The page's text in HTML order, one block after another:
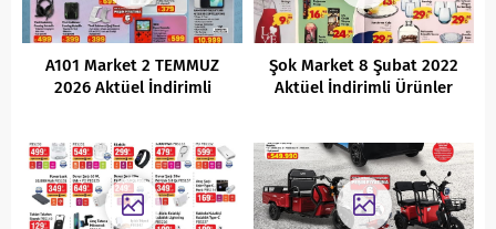
A101 Market 2 TEMMUZ
2026 Aktüel İndirimli
Şok Market 8 Şubat 2022
Aktüel İndirimli Ürünler